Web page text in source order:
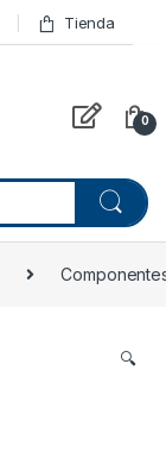
Tienda
0
🔍